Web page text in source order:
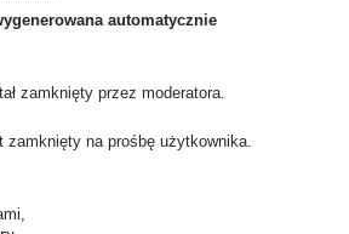
automatycznie
zamknięty przez moderatora.
zamknięty na prośbę użytkownika.